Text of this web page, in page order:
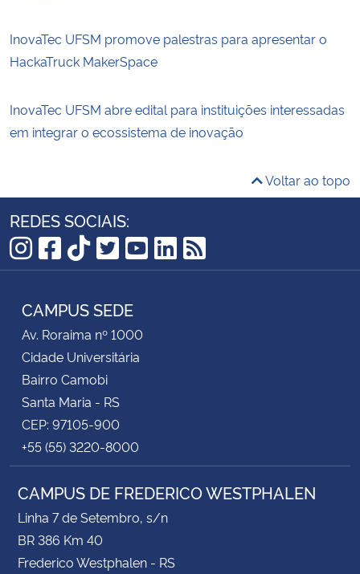
InovaTec UFSM promove palestras para apresentar o
HackaTruck MakerSpace
InovaTec UFSM abre edital para instituições interessadas
em integrar o ecossistema de inovação
Voltar ao topo
REDES SOCIAIS:
Instagram
Facebook
TikTok
Twitter
YouTube
LinkedIn
RSS
CAMPUS SEDE
Av. Roraima nº 1000
Cidade Universitária
Bairro Camobi
Santa Maria - RS
CEP: 97105-900
+55 (55) 3220-8000
CAMPUS DE FREDERICO WESTPHALEN
Linha 7 de Setembro, s/n
BR 386 Km 40
Frederico Westphalen - RS